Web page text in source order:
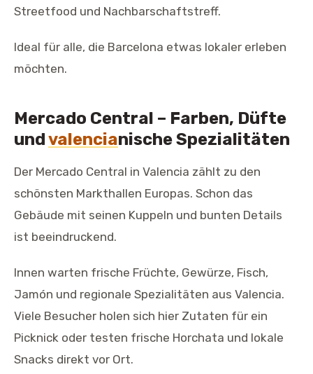
Streetfood und Nachbarschaftstreff.
Ideal für alle, die Barcelona etwas lokaler erleben
möchten.
Mercado Central – Farben, Düfte
undvalencianische Spezialitäten
Der Mercado Central in Valencia zählt zu den
schönsten Markthallen Europas. Schon das
Gebäude mit seinen Kuppeln und bunten Details
ist beeindruckend.
Innen warten frische Früchte, Gewürze, Fisch,
Jamón und regionale Spezialitäten aus Valencia.
Viele Besucher holen sich hier Zutaten für ein
Picknick oder testen frische Horchata und lokale
Snacks direkt vor Ort.